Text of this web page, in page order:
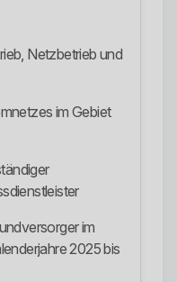
Netzbetrieb und
im Gebiet
im
2025 bis